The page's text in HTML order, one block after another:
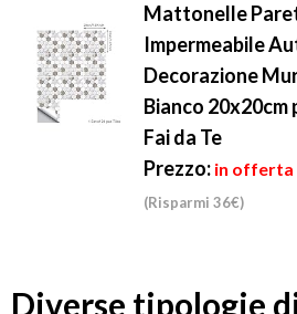
Mattonelle
Impermeabile
Decorazione
Bianco 20x20cm
Fai da Te
Prezzo: in offerta
(Risparmi 36€)
Diverse tipologie